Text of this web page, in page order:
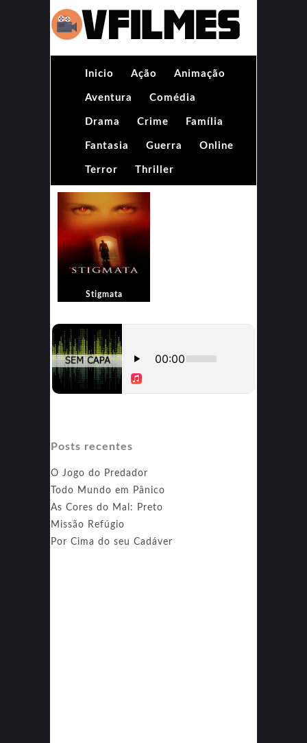
Inicio Ação Animação
Aventura Comédia
Drama Crime Família
Fantasia Guerra Online
Terror Thriller
Stigmata
Posts recentes
O Jogo do Predador
Todo Mundo em Pânico
As Cores do Mal: Preto
Missão Refúgio
Por Cima do seu Cadáver